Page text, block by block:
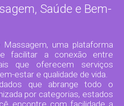
Saúde e Bem-
uma plataforma
facilitar a conexão entre
que oferecem serviços
estar e qualidade de vida.
que abrange todo o
por categorias, estados
encontre com facilidade a